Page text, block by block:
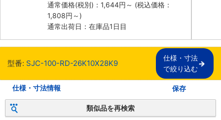
通常価格(税別)： 1,644円 ～ (税込価格：
1,808円 ～)
通常出荷日：在庫品1日目
型番: SJC-100-RD-26K10X28K9
仕様・寸法
で絞り込む
仕様・寸法情報 保存
類似品を再検索